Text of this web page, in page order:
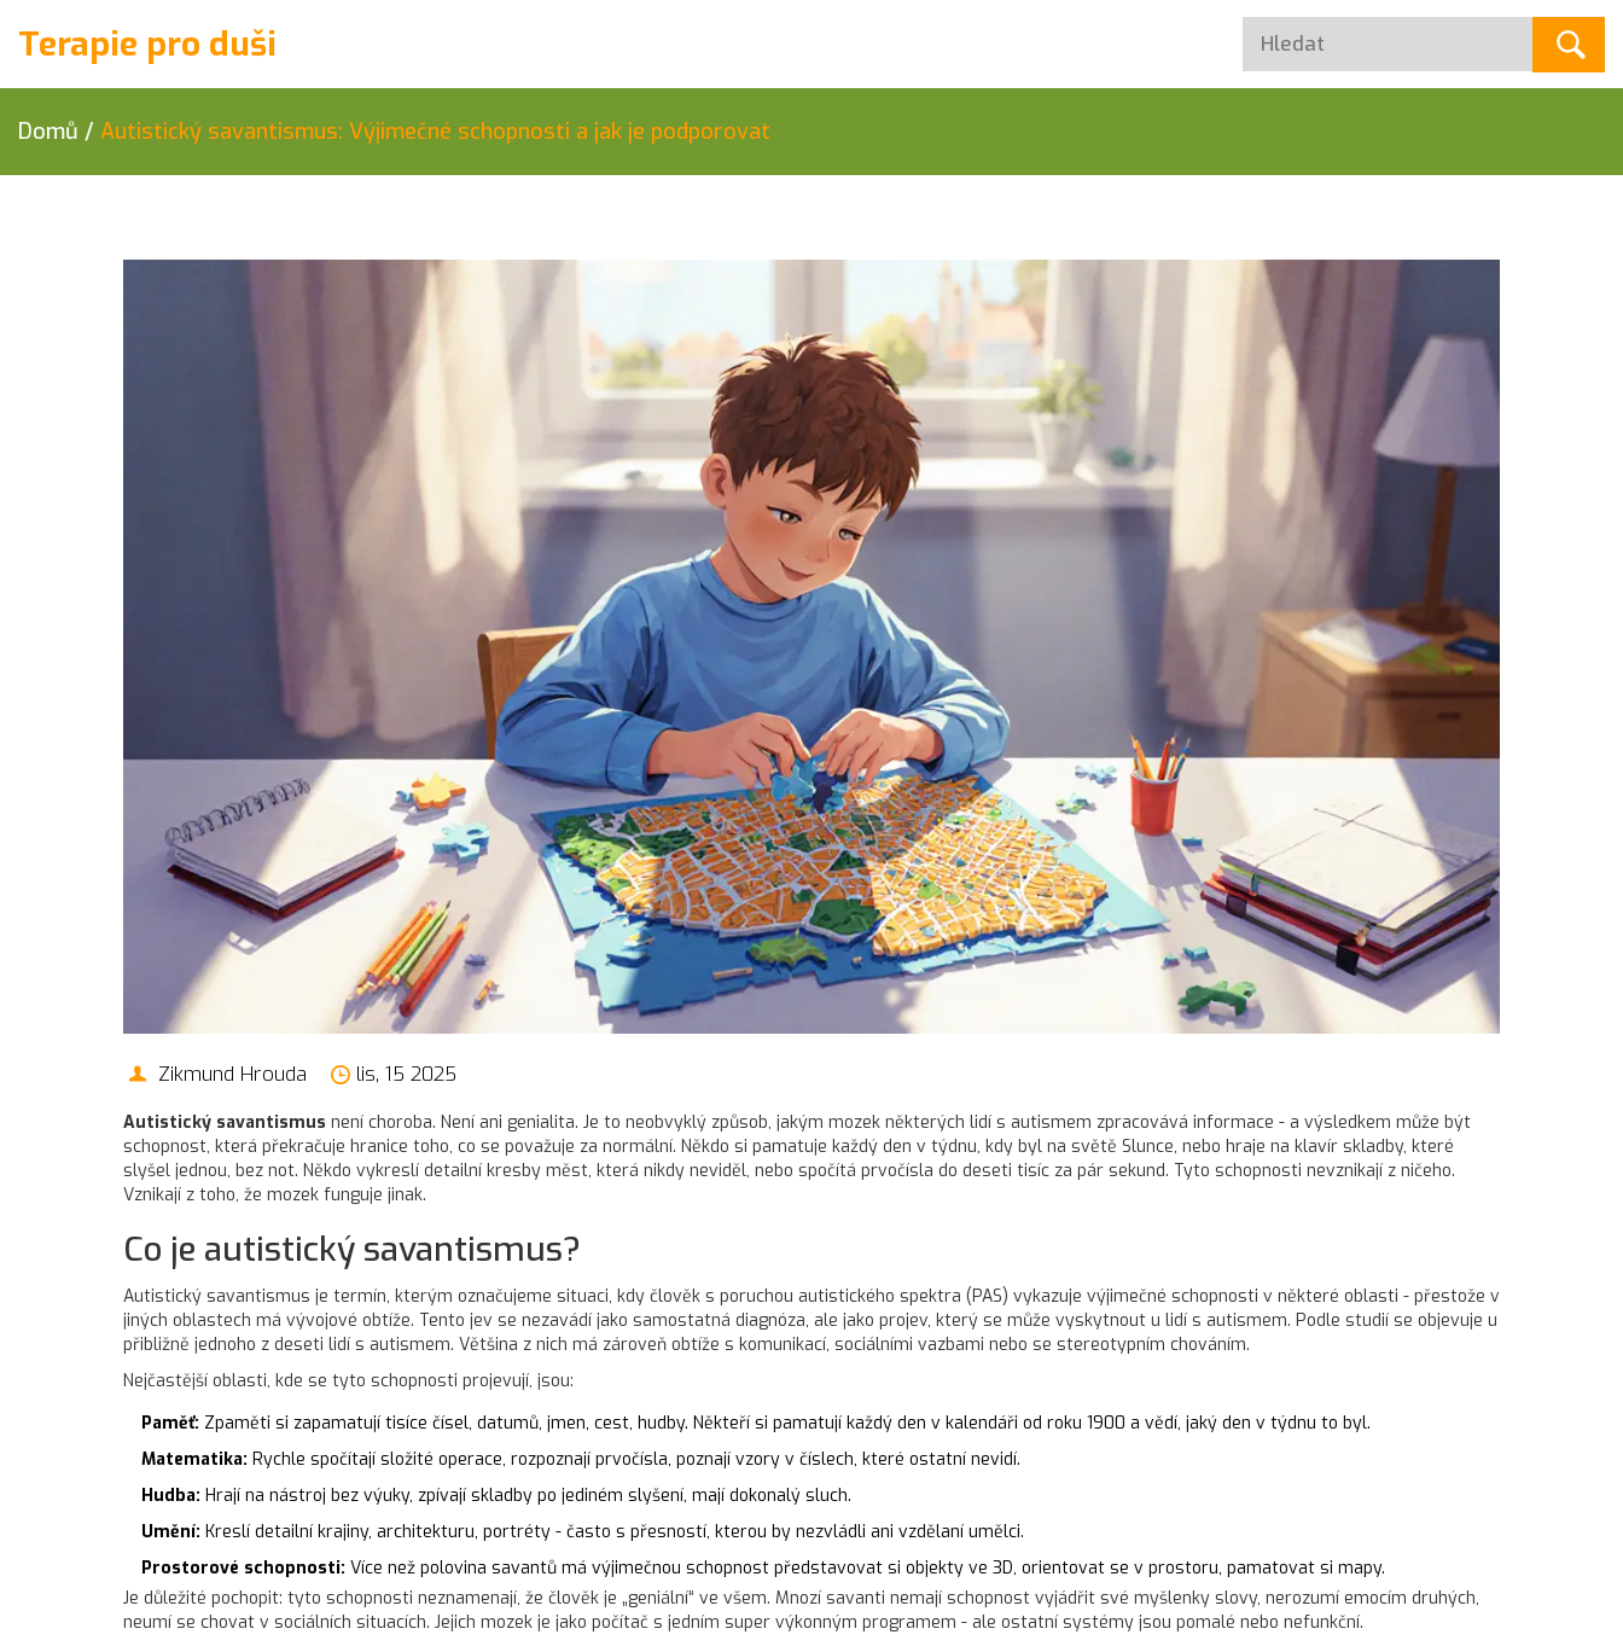
Terapie pro duši
Domů / Autistický savantismus: Výjimečné schopnosti a jak je podporovat
Zikmund Hrouda lis, 15 2025
Autistický savantismus není choroba. Není ani genialita. Je to neobvyklý způsob, jakým mozek některých lidí s autismem zpracovává informace - a výsledkem může být
schopnost, která překračuje hranice toho, co se považuje za normální. Někdo si pamatuje každý den v týdnu, kdy byl na světě Slunce, nebo hraje na klavír skladby, které
slyšel jednou, bez not. Někdo vykreslí detailní kresby měst, která nikdy neviděl, nebo spočítá prvočísla do deseti tisíc za pár sekund. Tyto schopnosti nevznikají z ničeho.
Vznikají z toho, že mozek funguje jinak.
Co je autistický savantismus?
Autistický savantismus je termín, kterým označujeme situaci, kdy člověk s poruchou autistického spektra (PAS) vykazuje výjimečné schopnosti v některé oblasti - přestože v
jiných oblastech má vývojové obtíže. Tento jev se nezavádí jako samostatná diagnóza, ale jako projev, který se může vyskytnout u lidí s autismem. Podle studií se objevuje u
přibližně jednoho z deseti lidí s autismem. Většina z nich má zároveň obtíže s komunikací, sociálními vazbami nebo se stereotypním chováním.
Nejčastější oblasti, kde se tyto schopnosti projevují, jsou:
Paměť: Zpaměti si zapamatují tisíce čísel, datumů, jmen, cest, hudby. Někteří si pamatují každý den v kalendáři od roku 1900 a vědí, jaký den v týdnu to byl.
Matematika: Rychle spočítají složité operace, rozpoznají prvočísla, poznají vzory v číslech, které ostatní nevidí.
Hudba: Hrají na nástroj bez výuky, zpívají skladby po jediném slyšení, mají dokonalý sluch.
Umění: Kreslí detailní krajiny, architekturu, portréty - často s přesností, kterou by nezvládli ani vzdělaní umělci.
Prostorové schopnosti: Více než polovina savantů má výjimečnou schopnost představovat si objekty ve 3D, orientovat se v prostoru, pamatovat si mapy.
Je důležité pochopit: tyto schopnosti neznamenají, že člověk je „geniální“ ve všem. Mnozí savanti nemají schopnost vyjádřit své myšlenky slovy, nerozumí emocím druhých,
neumí se chovat v sociálních situacích. Jejich mozek je jako počítač s jedním super výkonným programem - ale ostatní systémy jsou pomalé nebo nefunkční.